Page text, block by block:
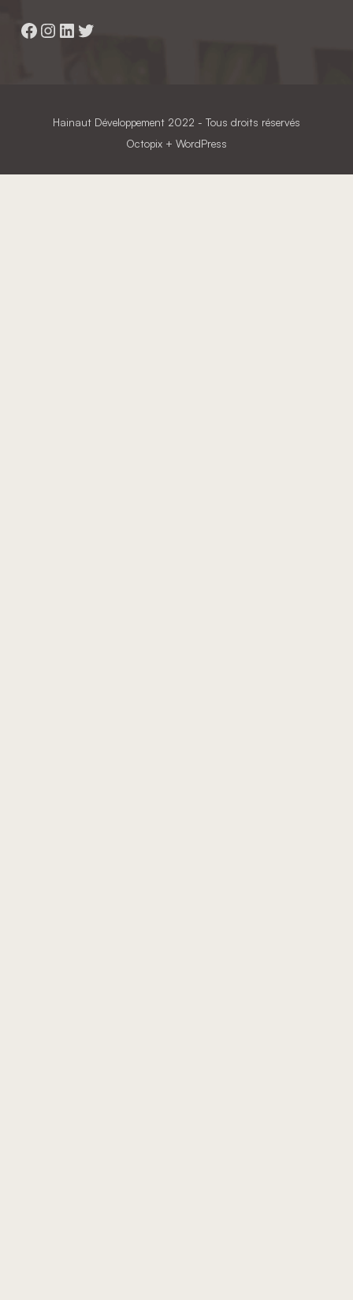
Facebook
Instagram
LinkedIn
Twitter
Hainaut Développement 2022 - Tous droits réservés
Octopix + WordPress